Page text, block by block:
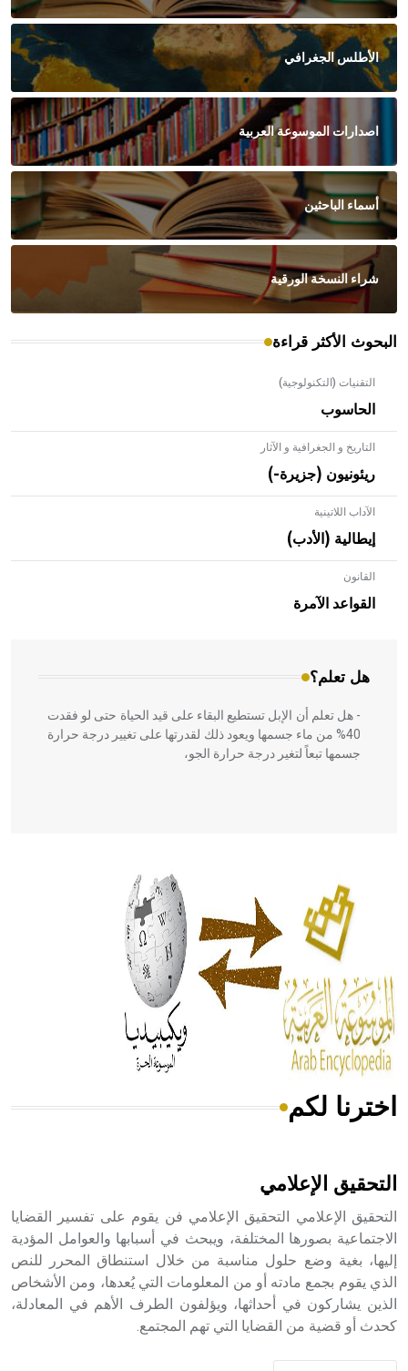
الأطلس الجغرافي
اصدارات الموسوعة العربية
أسماء الباحثين
شراء النسخة الورقية
البحوث الأكثر قراءة
التقنيات (التكنولوجية)
الحاسوب
التاريخ و الجغرافية و الآثار
ريئونيون (جزيرة-)
الآداب اللاتينية
إيطالية (الأدب)
القانون
القواعد الآمرة
هل تعلم؟
- هل تعلم أن الأبلق نوع من الفنون الهندسية التي ارتبطت
بالعمارة الإسلامية في بلاد الشام ومصر خاصة، حيث يحرص
المعمار على بناء مداميكه وخاصة في الواجهات
- هل تعلم أن الإبل تستطيع البقاء على قيد الحياة حتى لو فقدت
40% من ماء جسمها ويعود ذلك لقدرتها على تغيير درجة حرارة
جسمها تبعاً لتغير درجة حرارة الجو،
الحكم، الأدلة، تنظيم التغذية، ورسالته في جروح الرأس. ويعود
له الفضل بأنه حرر الطب من الدين والفلسفة.
- هل تعلم أن المرجان إفراز حيواني يتكون في البحر ويتركب
من مادة كربونات الكلسيوم، وهو أحمر أو شديد الحمرة وهو
أجود أنواعه، ويمتاز بكبر الحجم ويسمى الش
هل تعلم أن الأبسيد كلمة فرنسية اللفظ تم اعتمادها مصطلحاً
- هل تعلم أن أبجر Abgar اسم معروف جيداً يعود إلى عدد من
الملوك الذين حكموا مدينة إديسا (الرها) من أبجر الأول وحتى
التاسع، وهم ينتسبون إلى أسرة أوسروين
اخترنا لكم
التحقيق الإعلامي
التحقيق الإعلامي التحقيق الإعلامي فن يقوم على تفسير القضايا
الاجتماعية بصورها المختلفة، ويبحث في أسبابها والعوامل المؤدية
إليها، بغية وضع حلول مناسبة من خلال استنطاق المحرر للنص
الذي يقوم بجمع مادته أو من المعلومات التي يُعدها، ومن الأشخاص
الذين يشاركون في أحداثها، ويؤلفون الطرف الأهم في المعادلة،
كحدث أو قضية من القضايا التي تهم المجتمع.